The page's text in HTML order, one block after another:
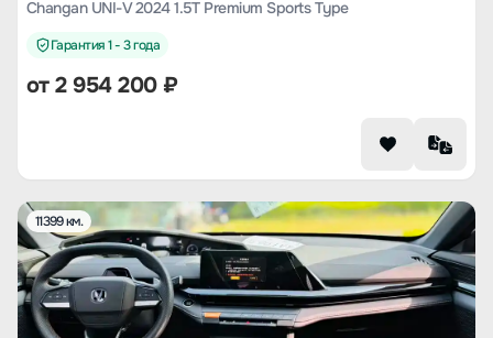
Changan UNI-V 2024 1.5T Premium Sports Type
Гарантия 1 - 3 года
от2 954 200₽
11399 км.